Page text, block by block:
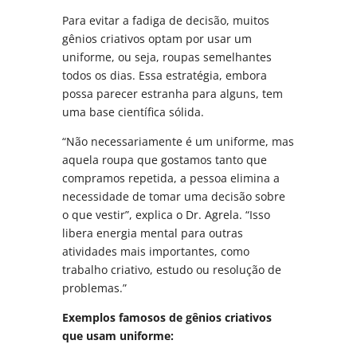
Para evitar a fadiga de decisão, muitos
gênios criativos optam por usar um
uniforme, ou seja, roupas semelhantes
todos os dias. Essa estratégia, embora
possa parecer estranha para alguns, tem
uma base científica sólida.
“Não necessariamente é um uniforme, mas
aquela roupa que gostamos tanto que
compramos repetida, a pessoa elimina a
necessidade de tomar uma decisão sobre
o que vestir”, explica o Dr. Agrela. “Isso
libera energia mental para outras
atividades mais importantes, como
trabalho criativo, estudo ou resolução de
problemas.”
Exemplos famosos de gênios criativos
que usam uniforme: